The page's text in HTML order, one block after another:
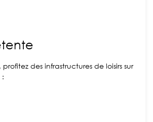
des infrastructures de loisirs sur